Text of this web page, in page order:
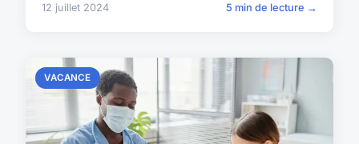
12 juillet 2024 5 min de lecture →
VACANCE